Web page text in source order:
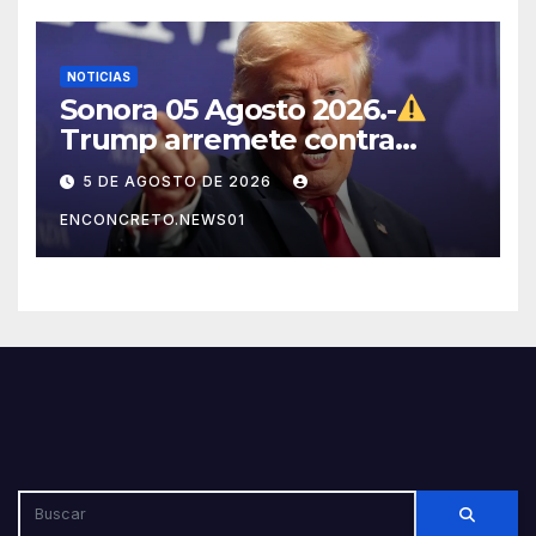
NOTICIAS
Sonora 05 Agosto 2026.-
Trump arremete contra
México, Canadá y otras
potencias por supuestos
abusos comerciales
5 DE AGOSTO DE 2026
ENCONCRETO.NEWS01